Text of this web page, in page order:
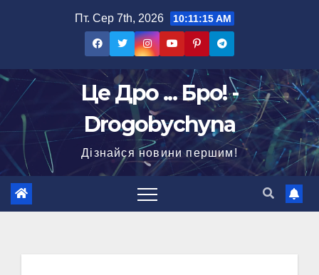
Пт. Сер 7th, 2026 10:11:16 AM
Це Дро ... Бро! -
Drogobychyna
Дізнайся новини першим!